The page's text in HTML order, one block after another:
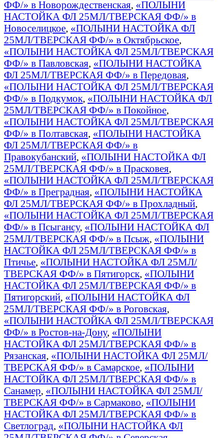
ФФ/» в Новорождественская, «ПОЛЫНИ
НАСТОЙКА ФЛ 25МЛ/ТВЕРСКАЯ ФФ/» в
Новоселицкое, «ПОЛЫНИ НАСТОЙКА ФЛ
25МЛ/ТВЕРСКАЯ ФФ/» в Октябрьское,
«ПОЛЫНИ НАСТОЙКА ФЛ 25МЛ/ТВЕРСКАЯ
ФФ/» в Павловская, «ПОЛЫНИ НАСТОЙКА
ФЛ 25МЛ/ТВЕРСКАЯ ФФ/» в Передовая,
«ПОЛЫНИ НАСТОЙКА ФЛ 25МЛ/ТВЕРСКАЯ
ФФ/» в Подкумок, «ПОЛЫНИ НАСТОЙКА ФЛ
25МЛ/ТВЕРСКАЯ ФФ/» в Покойное,
«ПОЛЫНИ НАСТОЙКА ФЛ 25МЛ/ТВЕРСКАЯ
ФФ/» в Полтавская, «ПОЛЫНИ НАСТОЙКА
ФЛ 25МЛ/ТВЕРСКАЯ ФФ/» в
Правокубанский, «ПОЛЫНИ НАСТОЙКА ФЛ
25МЛ/ТВЕРСКАЯ ФФ/» в Прасковея,
«ПОЛЫНИ НАСТОЙКА ФЛ 25МЛ/ТВЕРСКАЯ
ФФ/» в Преградная, «ПОЛЫНИ НАСТОЙКА
ФЛ 25МЛ/ТВЕРСКАЯ ФФ/» в Прохладный,
«ПОЛЫНИ НАСТОЙКА ФЛ 25МЛ/ТВЕРСКАЯ
ФФ/» в Псыгансу, «ПОЛЫНИ НАСТОЙКА ФЛ
25МЛ/ТВЕРСКАЯ ФФ/» в Псыж, «ПОЛЫНИ
НАСТОЙКА ФЛ 25МЛ/ТВЕРСКАЯ ФФ/» в
Птичье, «ПОЛЫНИ НАСТОЙКА ФЛ 25МЛ/
ТВЕРСКАЯ ФФ/» в Пятигорск, «ПОЛЫНИ
НАСТОЙКА ФЛ 25МЛ/ТВЕРСКАЯ ФФ/» в
Пятигорский, «ПОЛЫНИ НАСТОЙКА ФЛ
25МЛ/ТВЕРСКАЯ ФФ/» в Роговская,
«ПОЛЫНИ НАСТОЙКА ФЛ 25МЛ/ТВЕРСКАЯ
ФФ/» в Ростов-на-Дону, «ПОЛЫНИ
НАСТОЙКА ФЛ 25МЛ/ТВЕРСКАЯ ФФ/» в
Рязанская, «ПОЛЫНИ НАСТОЙКА ФЛ 25МЛ/
ТВЕРСКАЯ ФФ/» в Самарское, «ПОЛЫНИ
НАСТОЙКА ФЛ 25МЛ/ТВЕРСКАЯ ФФ/» в
Санамер, «ПОЛЫНИ НАСТОЙКА ФЛ 25МЛ/
ТВЕРСКАЯ ФФ/» в Сармаково, «ПОЛЫНИ
НАСТОЙКА ФЛ 25МЛ/ТВЕРСКАЯ ФФ/» в
Светлоград, «ПОЛЫНИ НАСТОЙКА ФЛ